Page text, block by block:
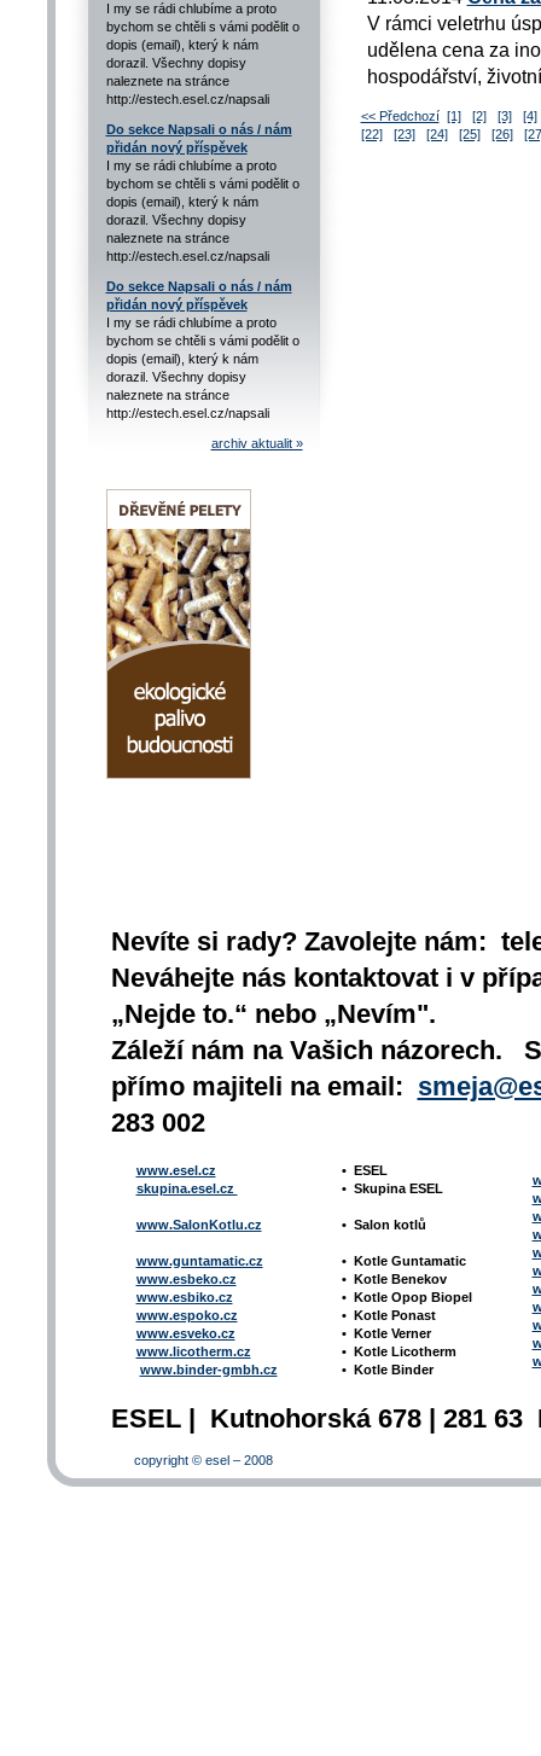
I my se rádi chlubíme a proto
bychom se chtěli s vámi podělit o
dopis (email), který k nám
dorazil. Všechny dopisy
naleznete na stránce
http://estech.esel.cz/napsali
Do sekce Napsali o nás / nám
přidán nový příspěvek
I my se rádi chlubíme a proto
bychom se chtěli s vámi podělit o
dopis (email), který k nám
dorazil. Všechny dopisy
naleznete na stránce
http://estech.esel.cz/napsali
Do sekce Napsali o nás / nám
přidán nový příspěvek
I my se rádi chlubíme a proto
bychom se chtěli s vámi podělit o
dopis (email), který k nám
dorazil. Všechny dopisy
naleznete na stránce
http://estech.esel.cz/napsali
archiv aktualit »
V rámci veletrhu
udělena cena za
hospodářství,
<< Předchozí [1] [2] [3]
[4]
[22]
[23] [24] [25] [26]
Nevíte si rady? Zavolejte nám:
Neváhejte nás kontaktovat i v
„Nejde to.“ nebo „Nevím".
Záleží nám na Vašich názorech.
přímo majiteli na email:
283 002
www.esel.cz
skupina.esel.cz
www.SalonKotlu.cz
www.guntamatic.cz
www.esbeko.cz
www.esbiko.cz
www.espoko.cz
www.esveko.cz
www.licotherm.cz
www.binder-gmbh.cz
• ESEL
• Skupina ESEL
• Salon kotlů
• Kotle Guntamatic
• Kotle Benekov
• Kotle Opop Biopel
• Kotle Ponast
• Kotle Verner
• Kotle Licotherm
• Kotle Binder
ESEL | Kutnohorská 678 | 281
copyright © esel – 2008